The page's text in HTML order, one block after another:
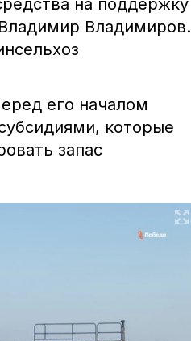
на поддержку
Владимиров.
его началом
которые
запас